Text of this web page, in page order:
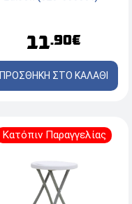
11.90€
ΠΡΟΣΘΗΚΗ ΣΤΟ ΚΑΛΑΘΙ
Κατόπιν Παραγγελίας